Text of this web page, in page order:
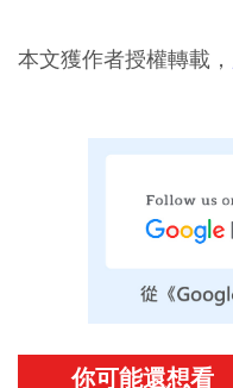
本文獲作者授權轉載，